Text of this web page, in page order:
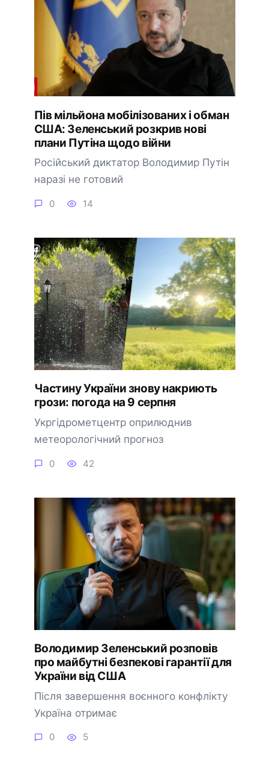
Пів мільйона мобілізованих і обман
США: Зеленський розкрив нові
плани Путіна щодо війни
Російський диктатор Володимир Путін
наразі не готовий
0 14
Частину України знову накриють
грози: погода на 9 серпня
Укргідрометцентр оприлюднив
метеорологічний прогноз
0 42
Володимир Зеленський розповів
про майбутні безпекові гарантії для
України від США
Після завершення воєнного конфлікту
Україна отримає
0 5